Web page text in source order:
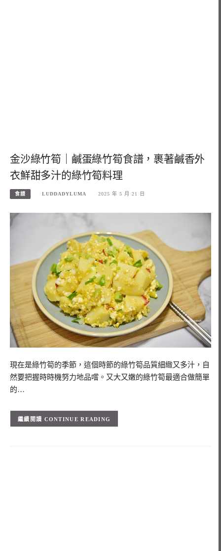
金沙綠竹筍｜鹹蛋綠竹筍食譜，裹著鹹香外
衣鮮甜多汁的綠竹筍料理
食譜 LUDDADYLUMA 2025 年 5 月 21 日
現在是綠竹筍的季節，這個時節的綠竹筍品質細緻又多汁，自
然要把握時時機努力地品嚐。又大又嫩的綠竹筍最適合做簡單
的…
CONTINUE READING